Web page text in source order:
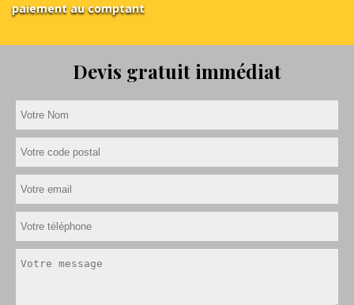
paiement au comptant
Devis gratuit immédiat